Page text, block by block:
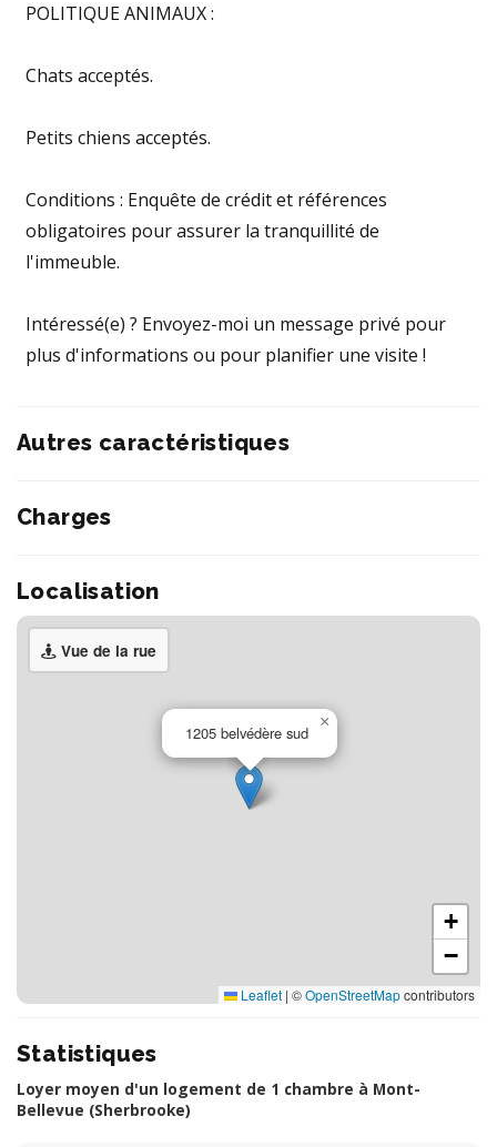
POLITIQUE ANIMAUX :
Chats acceptés.
Petits chiens acceptés.
Conditions : Enquête de crédit et références
obligatoires pour assurer la tranquillité de
l'immeuble.
Intéressé(e) ? Envoyez-moi un message privé pour
plus d'informations ou pour planifier une visite !
Autres caractéristiques
Charges
Localisation
Vue de la rue
1205 belvédère sud
×
+
−
Leaflet | ©OpenStreetMapcontributors
Statistiques
Loyer moyen d'un logement de 1 chambre à Mont-
Bellevue (Sherbrooke)